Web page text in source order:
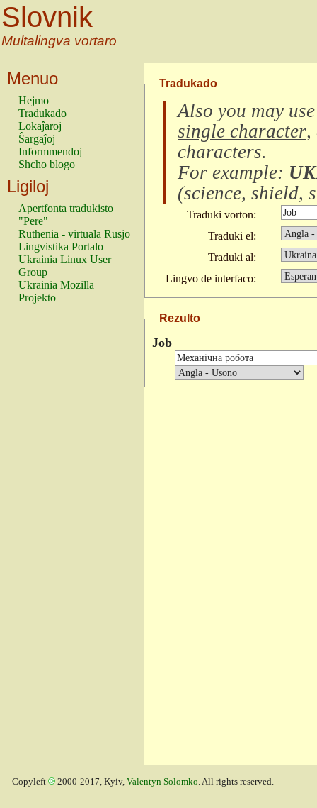
Slovnik
Multalingva vortaro
Menuo
Hejmo
Tradukado
Lokaĵaroj
Ŝargaĵoj
Informmendoj
Shcho blogo
Ligiloj
Apertfonta tradukisto
"Pere"
Ruthenia - virtuala Rusjo
Lingvistika Portalo
Ukrainia Linux User
Group
Ukrainia Mozilla
Projekto
Tradukado
Also you may
single character,
characters.
For example:
(science, shield,
Traduki vorton:
Traduki el:
Traduki al:
Lingvo de interfaco:
Rezulto
Job
Copyleft 2000-2017, Kyiv, Valentyn Solomko. All rights reserved.